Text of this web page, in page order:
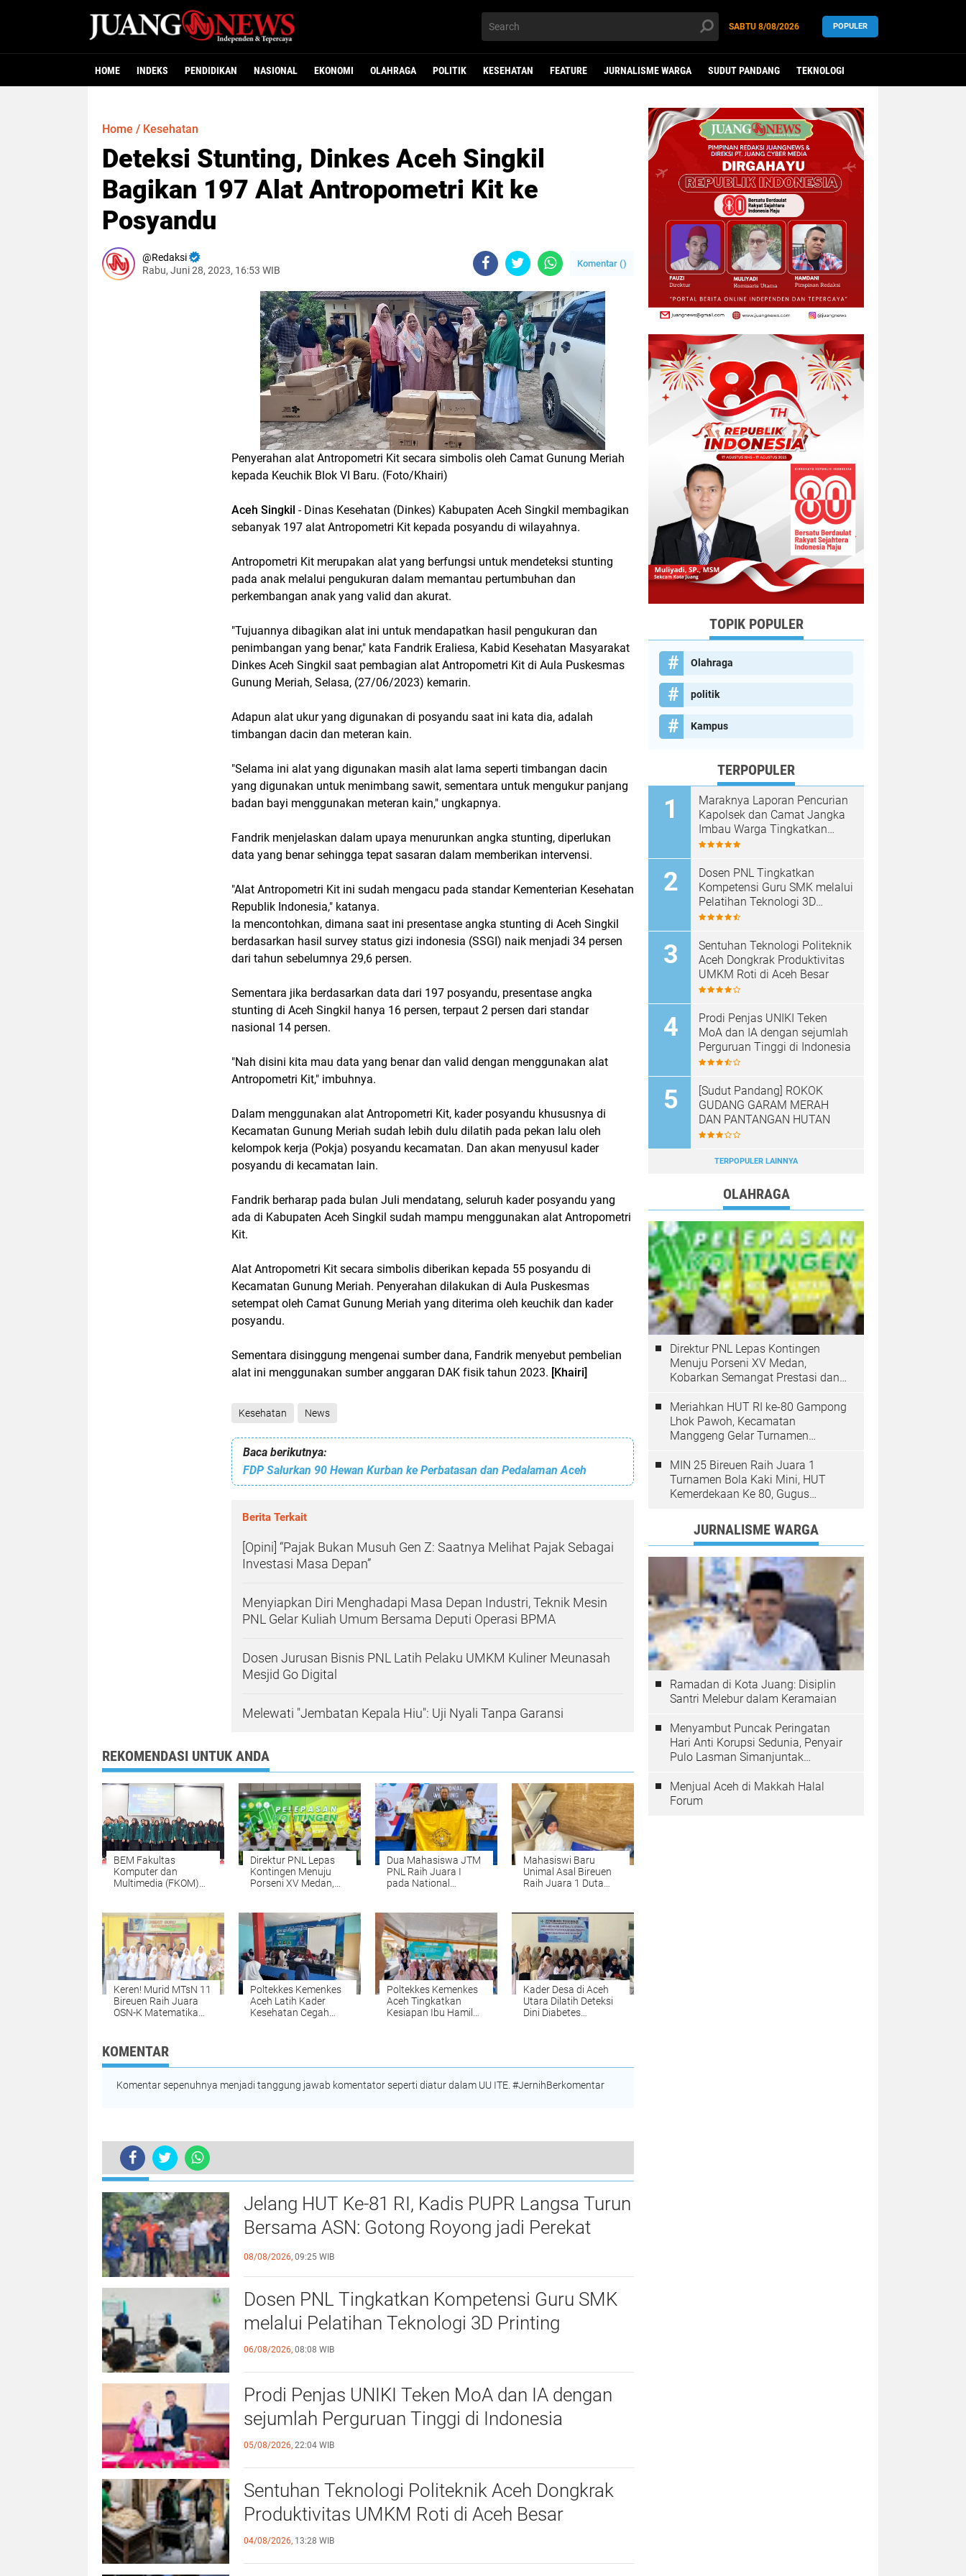
SABTU 8/08/2026 POPULER
HOME INDEKS PENDIDIKAN NASIONAL EKONOMI OLAHRAGA POLITIK KESEHATAN FEATURE JURNALISME WARGA SUDUT PANDANG TEKNOLOGI
Home / Kesehatan
Deteksi Stunting, Dinkes Aceh Singkil
Bagikan 197 Alat Antropometri Kit ke
Posyandu
Redaksi
Rabu, Juni 28, 2023, 16:53 WIB
Komentar ()
Penyerahan alat Antropometri Kit secara simbolis oleh Camat Gunung Meriah
kepada Keuchik Blok VI Baru. (Foto/Khairi)
Aceh Singkil - Dinas Kesehatan (Dinkes) Kabupaten Aceh Singkil membagikan
sebanyak 197 alat Antropometri Kit kepada posyandu di wilayahnya.
Antropometri Kit merupakan alat yang berfungsi untuk mendeteksi stunting
pada anak melalui pengukuran dalam memantau pertumbuhan dan
perkembangan anak yang valid dan akurat.
"Tujuannya dibagikan alat ini untuk mendapatkan hasil pengukuran dan
penimbangan yang benar," kata Fandrik Eraliesa, Kabid Kesehatan Masyarakat
Dinkes Aceh Singkil saat pembagian alat Antropometri Kit di Aula Puskesmas
Gunung Meriah, Selasa, (27/06/2023) kemarin.
Adapun alat ukur yang digunakan di posyandu saat ini kata dia, adalah
timbangan dacin dan meteran kain.
"Selama ini alat yang digunakan masih alat lama seperti timbangan dacin
yang digunakan untuk menimbang sawit, sementara untuk mengukur panjang
badan bayi menggunakan meteran kain," ungkapnya.
Fandrik menjelaskan dalam upaya menurunkan angka stunting, diperlukan
data yang benar sehingga tepat sasaran dalam memberikan intervensi.
"Alat Antropometri Kit ini sudah mengacu pada standar Kementerian Kesehatan
Republik Indonesia," katanya.
Ia mencontohkan, dimana saat ini presentase angka stunting di Aceh Singkil
berdasarkan hasil survey status gizi indonesia (SSGI) naik menjadi 34 persen
dari tahun sebelumnya 29,6 persen.
Sementara jika berdasarkan data dari 197 posyandu, presentase angka
stunting di Aceh Singkil hanya 16 persen, terpaut 2 persen dari standar
nasional 14 persen.
"Nah disini kita mau data yang benar dan valid dengan menggunakan alat
Antropometri Kit," imbuhnya.
Dalam menggunakan alat Antropometri Kit, kader posyandu khususnya di
Kecamatan Gunung Meriah sudah lebih dulu dilatih pada pekan lalu oleh
kelompok kerja (Pokja) posyandu kecamatan. Dan akan menyusul kader
posyandu di kecamatan lain.
Fandrik berharap pada bulan Juli mendatang, seluruh kader posyandu yang
ada di Kabupaten Aceh Singkil sudah mampu menggunakan alat Antropometri
Kit.
Alat Antropometri Kit secara simbolis diberikan kepada 55 posyandu di
Kecamatan Gunung Meriah. Penyerahan dilakukan di Aula Puskesmas
setempat oleh Camat Gunung Meriah yang diterima oleh keuchik dan kader
posyandu.
Sementara disinggung mengenai sumber dana, Fandrik menyebut pembelian
alat ini menggunakan sumber anggaran DAK fisik tahun 2023. [Khairi]
Kesehatan News
Baca berikutnya:
FDP Salurkan 90 Hewan Kurban ke Perbatasan dan Pedalaman Aceh
Berita Terkait
[Opini] “Pajak Bukan Musuh Gen Z: Saatnya Melihat Pajak Sebagai
Investasi Masa Depan”
Menyiapkan Diri Menghadapi Masa Depan Industri, Teknik Mesin
PNL Gelar Kuliah Umum Bersama Deputi Operasi BPMA
Dosen Jurusan Bisnis PNL Latih Pelaku UMKM Kuliner Meunasah
Mesjid Go Digital
Melewati "Jembatan Kepala Hiu": Uji Nyali Tanpa Garansi
REKOMENDASI UNTUK ANDA
BEM Fakultas
Komputer dan
Multimedia (FKOM)
Direktur PNL Lepas
Kontingen Menuju
Porseni XV Medan,
Sportivitas
Dua Mahasiswa JTM
PNL Raih Juara I
pada National
Surabaya
Mahasiswi Baru
Unimal Asal Bireuen
Raih Juara 1 Duta
Lhokseumawe ke
Tingkat Nasional
Keren! Murid MTsN 11
Bireuen Raih Juara
OSN-K Matematika
Poltekkes Kemenkes
Aceh Latih Kader
Kesehatan Cegah
Poltekkes Kemenkes
Aceh Tingkatkan
Kesiapan Ibu Hamil
Kader Desa di Aceh
Utara Dilatih Deteksi
Dini Diabetes
KOMENTAR
Komentar sepenuhnya menjadi tanggung jawab komentator seperti diatur dalam UU ITE. #JernihBerkomentar
Deteksi Stunting, Dinkes Aceh Singkil Bagikan 197 Alat Antropometri Kit ke Posyandu
TERKINI
Jelang HUT Ke-81 RI, Kadis PUPR Langsa Turun
Bersama ASN: Gotong Royong jadi Perekat
Kebersamaan
08/08/2026, 09:25 WIB
Dosen PNL Tingkatkan Kompetensi Guru SMK
melalui Pelatihan Teknologi 3D Printing
06/08/2026, 08:08 WIB
Prodi Penjas UNIKI Teken MoA dan IA dengan
sejumlah Perguruan Tinggi di Indonesia
05/08/2026, 22:04 WIB
Sentuhan Teknologi Politeknik Aceh Dongkrak
Produktivitas UMKM Roti di Aceh Besar
04/08/2026, 13:28 WIB
TOPIK POPULER
Olahraga
politik
Kampus
TERPOPULER
Maraknya Laporan Pencurian
Kapolsek dan Camat Jangka
Imbau Warga Tingkatkan
Kewaspadaan
Dosen PNL Tingkatkan
Kompetensi Guru SMK melalui
Pelatihan Teknologi 3D
Printing
Sentuhan Teknologi Politeknik
Aceh Dongkrak Produktivitas
UMKM Roti di Aceh Besar
Prodi Penjas UNIKI Teken
MoA dan IA dengan sejumlah
Perguruan Tinggi di Indonesia
[Sudut Pandang] ROKOK
GUDANG GARAM MERAH
DAN PANTANGAN HUTAN
TERPOPULER LAINNYA
OLAHRAGA
Direktur PNL Lepas Kontingen
Menuju Porseni XV Medan,
Kobarkan Semangat Prestasi dan
Meriahkan HUT RI ke-80 Gampong
Lhok Pawoh, Kecamatan
Manggeng Gelar Turnamen
MIN 25 Bireuen Raih Juara 1
Turnamen Bola Kaki Mini, HUT
Kemerdekaan Ke 80, Gugus
JURNALISME WARGA
Ramadan di Kota Juang: Disiplin
Santri Melebur dalam Keramaian
Menyambut Puncak Peringatan
Hari Anti Korupsi Sedunia, Penyair
Pulo Lasman Simanjuntak
Korupsi di Indonesia
Menjual Aceh di Makkah Halal
Forum